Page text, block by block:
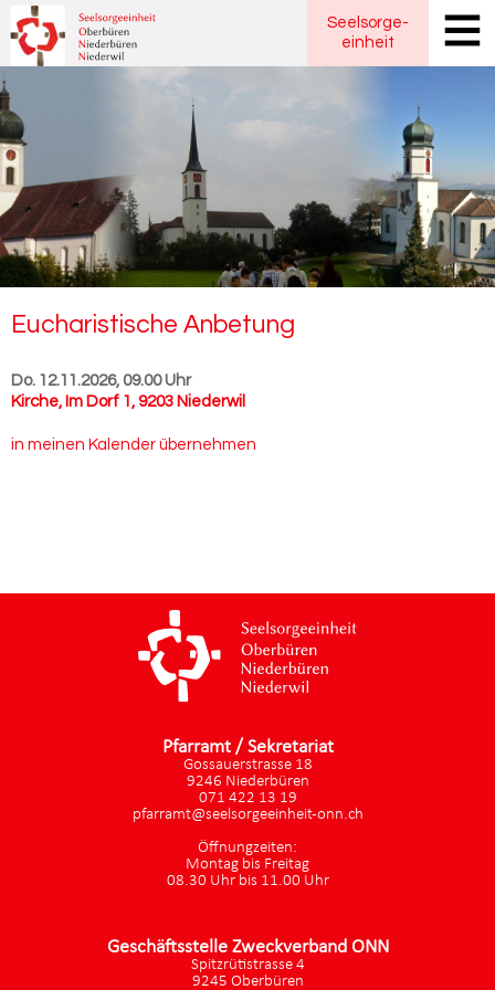
Seelsorge-
einheit
Eu­cha­ris­ti­sche An­be­tung
Do. 12.11.2026, 09.00 Uhr
Kirche, Im Dorf 1, 9203 Niederwil
in meinen Kalender übernehmen
Pfarramt / Sekretariat
Gossauerstrasse 18
9246 Niederbüren
071 422 13 19
pfarramt@seelsorgeeinheit-onn.ch
Öffnungzeiten:
Montag bis Freitag
08.30 Uhr bis 11.00 Uhr
Geschäftsstelle Zweckverband ONN
Spitzrütistrasse 4
9245 Oberbüren